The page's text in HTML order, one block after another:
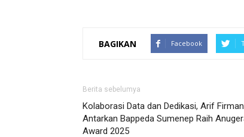
BAGIKAN Facebook
Berita sebelumya
Kolaborasi Data dan Dedikasi, Arif
Antarkan Bappeda Sumenep Raih
Award 2025